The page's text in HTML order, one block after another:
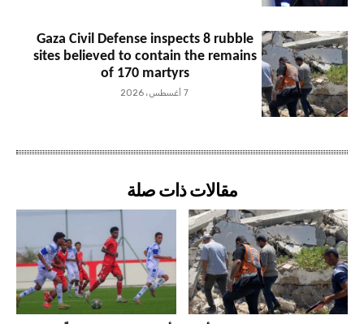
Gaza Civil Defense inspects 8 rubble
sites believed to contain the remains
of 170 martyrs
7 أغسطس، 2026
مقالات ذات صلة